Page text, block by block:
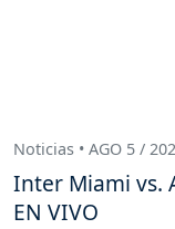
Noticias • AGO 5 /
Inter Miami vs.
EN VIVO